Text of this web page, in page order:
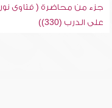
جزء من محاضرة ( فتاوى نور
على الدرب (330))